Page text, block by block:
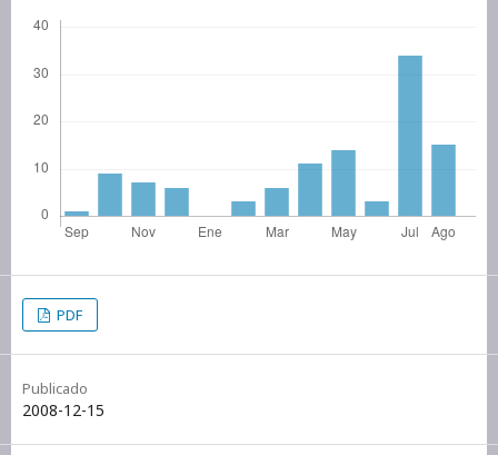
PDF
Publicado
2008-12-15